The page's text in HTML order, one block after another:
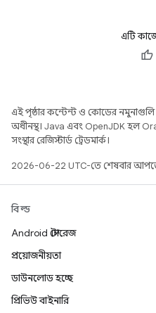
এটি
এই পৃষ্ঠার কন্টেন্ট ও কোডের নমুনাগুলি
অধীনস্থ। Java এবং OpenJDK হল
সংস্থার রেজিস্টার্ড ট্রেডমার্ক।
2026-06-22 UTC-তে শেষবার
বিল্ড
Android স্টোরেজ
প্রয়োজনীয়তা
ডাউনলোড হচ্ছে
প্রিভিউ বাইনারি